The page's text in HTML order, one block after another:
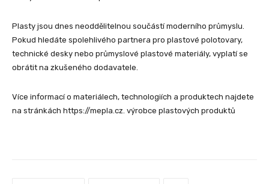
Plasty jsou dnes neoddělitelnou součástí moderního průmyslu.
Pokud hledáte spolehlivého partnera pro plastové polotovary,
technické desky nebo průmyslové plastové materiály, vyplatí se
obrátit na zkušeného dodavatele.
Více informací o materiálech, technologiích a produktech najdete
na stránkách https://mepla.cz. výrobce plastových produktů